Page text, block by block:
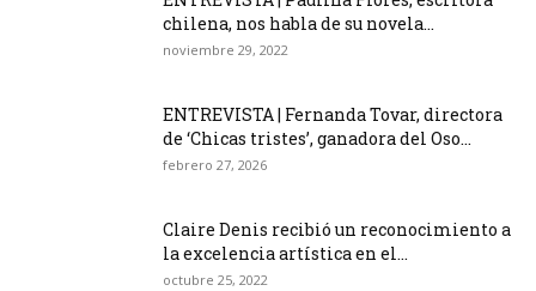
chilena, nos habla de su novela...
noviembre 29, 2022
ENTREVISTA | Fernanda Tovar, directora
de ‘Chicas tristes’, ganadora del Oso...
febrero 27, 2026
Claire Denis recibió un reconocimiento a
la excelencia artística en el...
octubre 25, 2022